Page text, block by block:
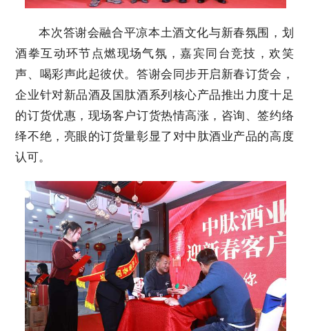
本次答谢会融合平凉本土酒文化与新春氛围，划
酒拳互动环节点燃现场气氛，嘉宾同台竞技，欢笑
声、喝彩声此起彼伏。答谢会同步开启新春订货会，
企业针对新品酒及国肽酒系列核心产品推出力度十足
的订货优惠，现场客户订货热情高涨，咨询、签约络
绎不绝，亮眼的订货量彰显了对中肽酒业产品的高度
认可。